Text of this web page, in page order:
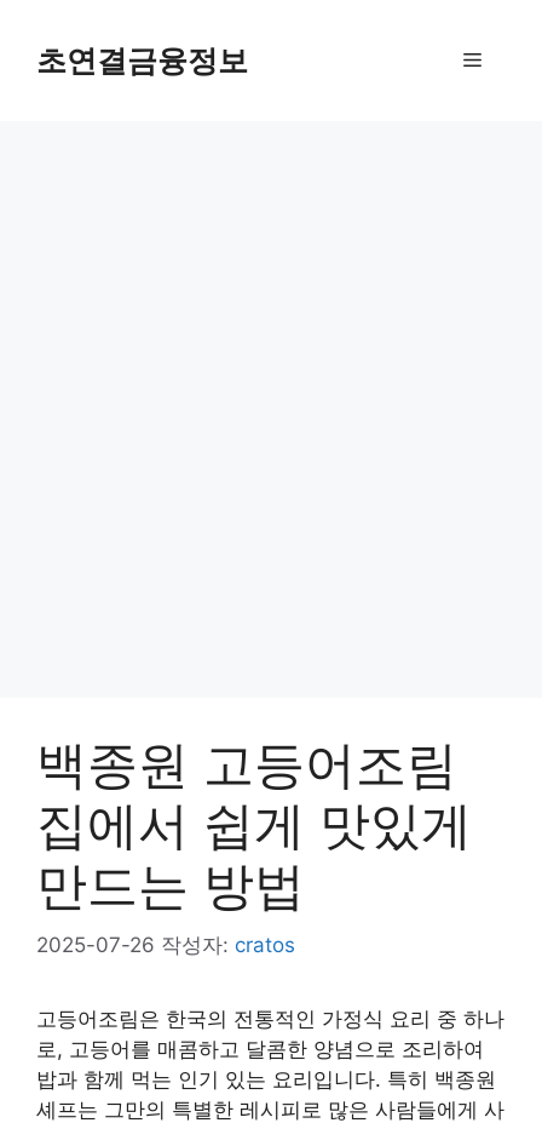
초연결금융정보 메
백종원 고등어조림
집에서 쉽게 맛있게
만드는 방법
2025-07-26 작성자: cratos
고등어조림은 한국의 전통적인 가정식 요리 중 하나
로, 고등어를 매콤하고 달콤한 양념으로 조리하여
밥과 함께 먹는 인기 있는 요리입니다. 특히 백종원
셰프는 그만의 특별한 레시피로 많은 사람들에게 사